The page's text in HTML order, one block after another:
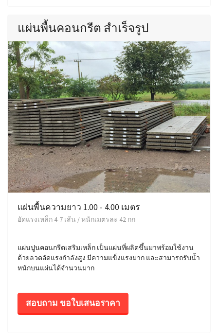
แผ่นพื้นคอนกรีต สำเร็จรูป
แผ่นพื้นความยาว 1.00 - 4.00 เมตร
อัดแรงเหล็ก 4-7 เส้น / หนักเมตรละ 42 กก
แผ่นปูนคอนกรีตเสริมเหล็ก เป็นแผ่นที่ผลิตขึ้นมาพร้อมใช้งาน
ด้วยลวดอัดแรงกำลังสูง มีความแข็งแรงมาก และสามารถรับน้ำ
หนักบนแผ่นได้จำนวนมาก
สอบถาม ขอใบเสนอราคา